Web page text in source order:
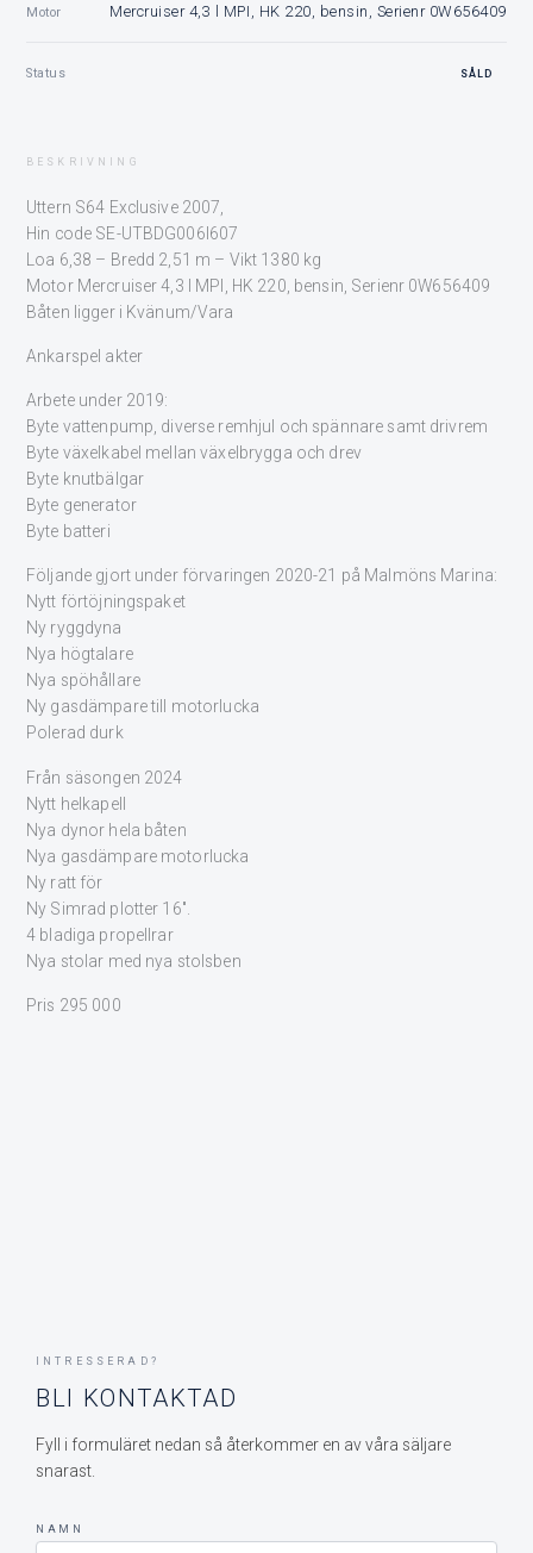
Motor Mercruiser 4,3 l MPI, HK 220, bensin, Serienr 0W656409
Status SÅLD
BESKRIVNING
Uttern S64 Exclusive 2007,
Hin code SE-UTBDG006I607
Loa 6,38 – Bredd 2,51 m – Vikt 1380 kg
Motor Mercruiser 4,3 l MPI, HK 220, bensin, Serienr 0W656409
Båten ligger i Kvänum/Vara
Ankarspel akter
Arbete under 2019:
Byte vattenpump, diverse remhjul och spännare samt drivrem
Byte växelkabel mellan växelbrygga och drev
Byte knutbälgar
Byte generator
Byte batteri
Följande gjort under förvaringen 2020-21 på Malmöns Marina:
Nytt förtöjningspaket
Ny ryggdyna
Nya högtalare
Nya spöhållare
Ny gasdämpare till motorlucka
Polerad durk
Från säsongen 2024
Nytt helkapell
Nya dynor hela båten
Nya gasdämpare motorlucka
Ny ratt för
Ny Simrad plotter 16″.
4 bladiga propellrar
Nya stolar med nya stolsben
Pris 295 000
INTRESSERAD?
BLI KONTAKTAD
Fyll i formuläret nedan så återkommer en av våra säljare
snarast.
NAMN